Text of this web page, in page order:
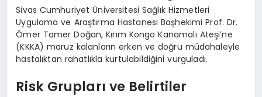
Sivas Cumhuriyet Üniversitesi Sağlık Hizmetleri
Uygulama ve Araştırma Hastanesi Başhekimi Prof. Dr.
Ömer Tamer Doğan, Kırım Kongo Kanamalı Ateşi’ne
(KKKA) maruz kalanların erken ve doğru müdahaleyle
hastalıktan rahatlıkla kurtulabildiğini vurguladı.
Risk Grupları ve Belirtiler